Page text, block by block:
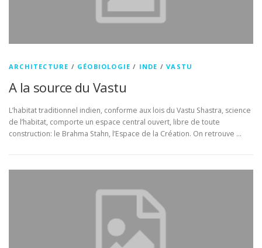
ARCHITECTURE / GÉOBIOLOGIE / INDE /VASTU
A la source du Vastu
L’habitat traditionnel indien, conforme aux lois du Vastu Shastra, science
de l’habitat, comporte un espace central ouvert, libre de toute
construction: le Brahma Stahn, l’Espace de la Création. On retrouve …